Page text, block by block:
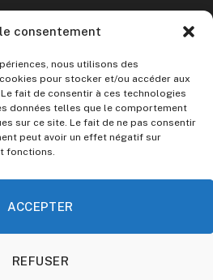
consentement
nous utilisons des
pour stocker et/ou accéder aux
fait de consentir à ces technologies
données telles que le comportement
sur ce site. Le fait de ne pas consentir
peut avoir un effet négatif sur
fonctions.
ACCEPTER
REFUSER
en investissement.
doit être précédée de vos
que tout le monde mérite de